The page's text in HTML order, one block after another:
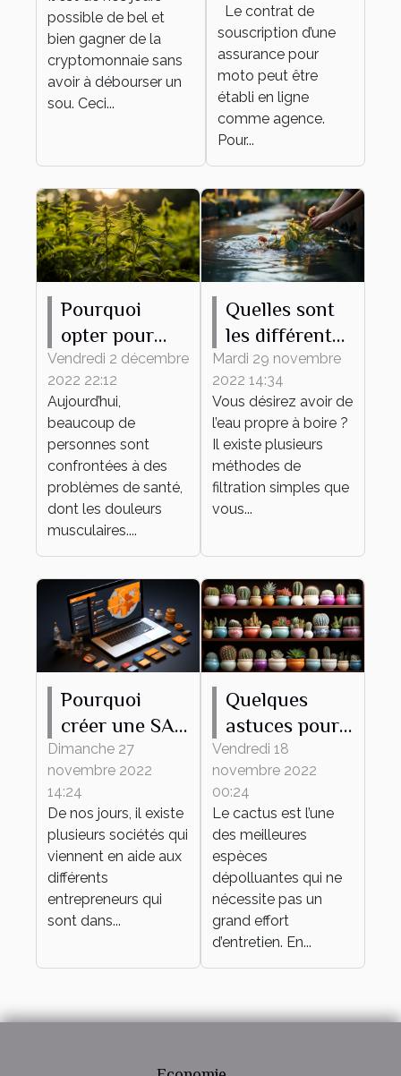
de
cryptomonnaie
possible de bel et
bien gagner de la
cryptomonnaie sans
avoir à débourser un
sou. Ceci...
ligne?
Le contrat de
souscription d’une
assurance pour
moto peut être
établi en ligne
comme agence.
Pour...
Pourquoi
opter pour
l’utilisation de
l’huile de
CBD ?
Vendredi 2 décembre
2022 22:12
Aujourd’hui,
beaucoup de
personnes sont
confrontées à des
problèmes de santé,
dont les douleurs
musculaires....
Quelles sont
les différentes
méthodes
pour avoir de
l’eau propre ?
Mardi 29 novembre
2022 14:34
Vous désirez avoir de
l’eau propre à boire ?
Il existe plusieurs
méthodes de
filtration simples que
vous...
Pourquoi
créer une SAS
en ligne ?
Dimanche 27
novembre 2022
14:24
De nos jours, il existe
plusieurs sociétés qui
viennent en aide aux
différents
entrepreneurs qui
sont dans...
Quelques
astuces pour
bien
entretenir son
mini cactus
Vendredi 18
novembre 2022
00:24
Le cactus est l’une
des meilleures
espèces
dépolluantes qui ne
nécessite pas un
grand effort
d’entretien. En...